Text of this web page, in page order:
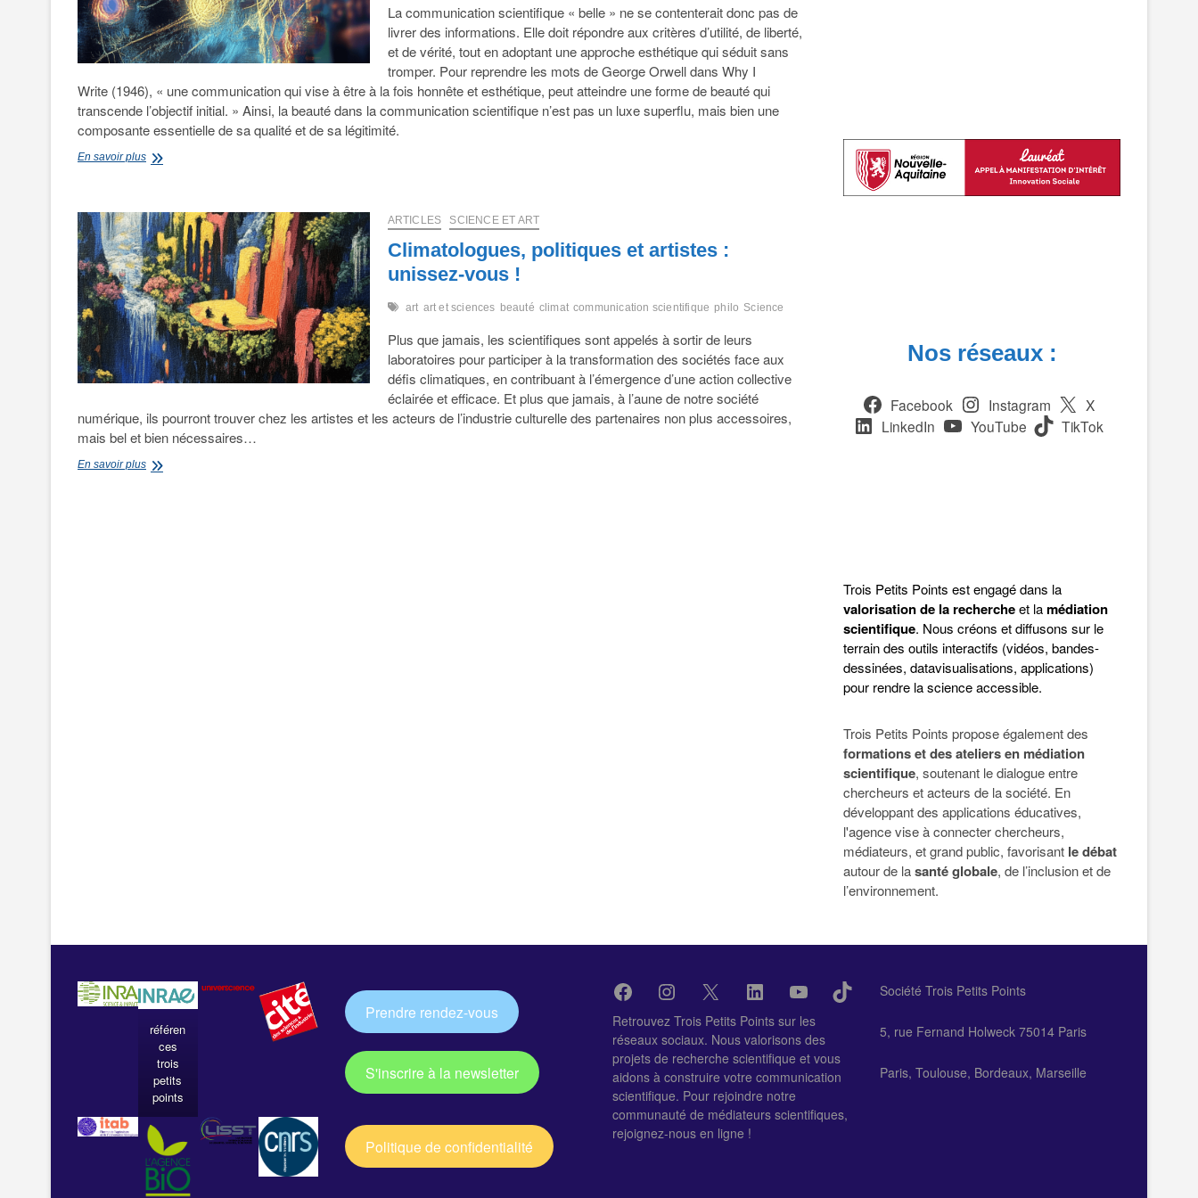
La communication scientifique « belle » ne se contenterait donc pas de
livrer des informations. Elle doit répondre aux critères d’utilité, de liberté,
et de vérité, tout en adoptant une approche esthétique qui séduit sans
tromper. Pour reprendre les mots de George Orwell dans Why I
Write (1946), « une communication qui vise à être à la fois honnête et esthétique, peut atteindre une forme de beauté qui
transcende l’objectif initial. » Ainsi, la beauté dans la communication scientifique n’est pas un luxe superflu, mais bien une
composante essentielle de sa qualité et de sa légitimité.
En savoir plusArt,
scientifique
ARTICLES SCIENCE ET ART
Climatologues, politiques et artistes :
unissez-vous !
art art et sciences beauté climat communication scientifique philo Science
Plus que jamais, les scientifiques sont appelés à sortir de leurs
laboratoires pour participer à la transformation des sociétés face aux
défis climatiques, en contribuant à l’émergence d’une action collective
éclairée et efficace. Et plus que jamais, à l’aune de notre société
numérique, ils pourront trouver chez les artistes et les acteurs de l’industrie culturelle des partenaires non plus accessoires,
mais bel et bien nécessaires…
En savoir plusClimatologues,
Nos réseaux :
Facebook Instagram
X
LinkedIn
YouTube TikTok
Trois Petits Points est engagé dans la
valorisation de la rechercheet lamédiation
scientifique. Nous créons et diffusons sur le
terrain des outils interactifs (vidéos, bandes-
dessinées, datavisualisations, applications)
pour rendre la science accessible.
Trois Petits Points propose également des
formations et des ateliers en médiation
scientifique, soutenant le dialogue entre
chercheurs et acteurs de la société. En
développant des applications éducatives,
l'agence vise à connecter chercheurs,
médiateurs, et grand public, favorisant le débat
autour de lasanté globale, de l’inclusion et de
l’environnement.
référen
ces
trois
petits
points
Prendre rendez-vous
S'inscrire à la newsletter
Politique de confidentialité
FacebookInstagram
X LinkedInYouTubeTikTok
Retrouvez Trois Petits Points sur les
réseaux sociaux. Nous valorisons des
projets de recherche scientifique et vous
aidons à construire votre communication
scientifique. Pour rejoindre notre
communauté de médiateurs scientifiques,
rejoignez-nous en ligne !
Société Trois Petits Points
5, rue Fernand Holweck 75014 Paris
Paris, Toulouse, Bordeaux, Marseille